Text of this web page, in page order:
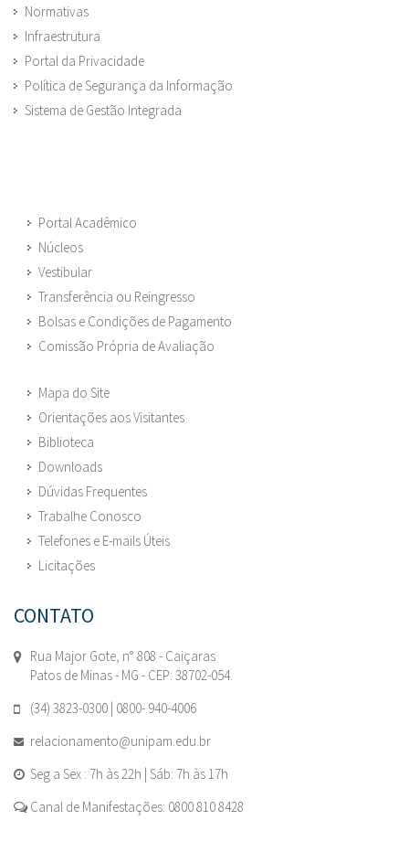
Normativas
Infraestrutura
Portal da Privacidade
Política de Segurança da Informação
Sistema de Gestão Integrada
Portal Acadêmico
Núcleos
Vestibular
Transferência ou Reingresso
Bolsas e Condições de Pagamento
Comissão Própria de Avaliação
Mapa do Site
Orientações aos Visitantes
Biblioteca
Downloads
Dúvidas Frequentes
Trabalhe Conosco
Telefones e E-mails Úteis
Licitações
CONTATO
Rua Major Gote, n° 808 - Caiçaras
Patos de Minas - MG - CEP: 38702-054.
(34) 3823-0300 | 0800- 940-4006
relacionamento@unipam.edu.br
Seg a Sex : 7h às 22h | Sáb: 7h às 17h
Canal de Manifestações: 0800 810 8428